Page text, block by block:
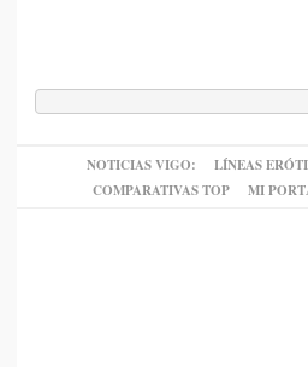
NOTICIAS VIGO: LÍNEAS
COMPARATIVAS TOP
MI